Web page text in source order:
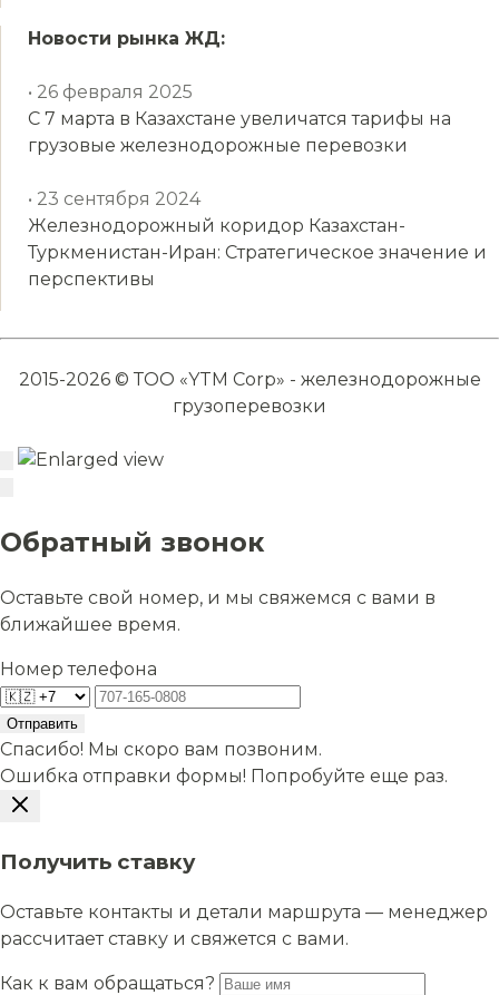
Новости рынка ЖД:
• 26 февраля 2025
С 7 марта в Казахстане увеличатся тарифы на
грузовые железнодорожные перевозки
• 23 сентября 2024
Железнодорожный коридор Казахстан-
Туркменистан-Иран: Стратегическое значение и
перспективы
2015-2026 © ТОО «YTM Corp» - железнодорожные
грузоперевозки
Обратный звонок
Оставьте свой номер, и мы свяжемся с вами в
ближайшее время.
Номер телефона
Отправить
Спасибо! Мы скоро вам позвоним.
Ошибка отправки формы! Попробуйте еще раз.
Получить ставку
Оставьте контакты и детали маршрута — менеджер
рассчитает ставку и свяжется с вами.
Как к вам обращаться?